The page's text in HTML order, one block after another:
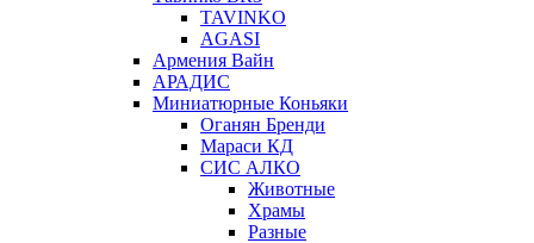
TAVINKO
AGASI
Армения Вайн
АРАДИС
Миниатюрные Коньяки
Оганян Бренди
Мараси КД
СИС АЛКО
Животные
Храмы
Разные